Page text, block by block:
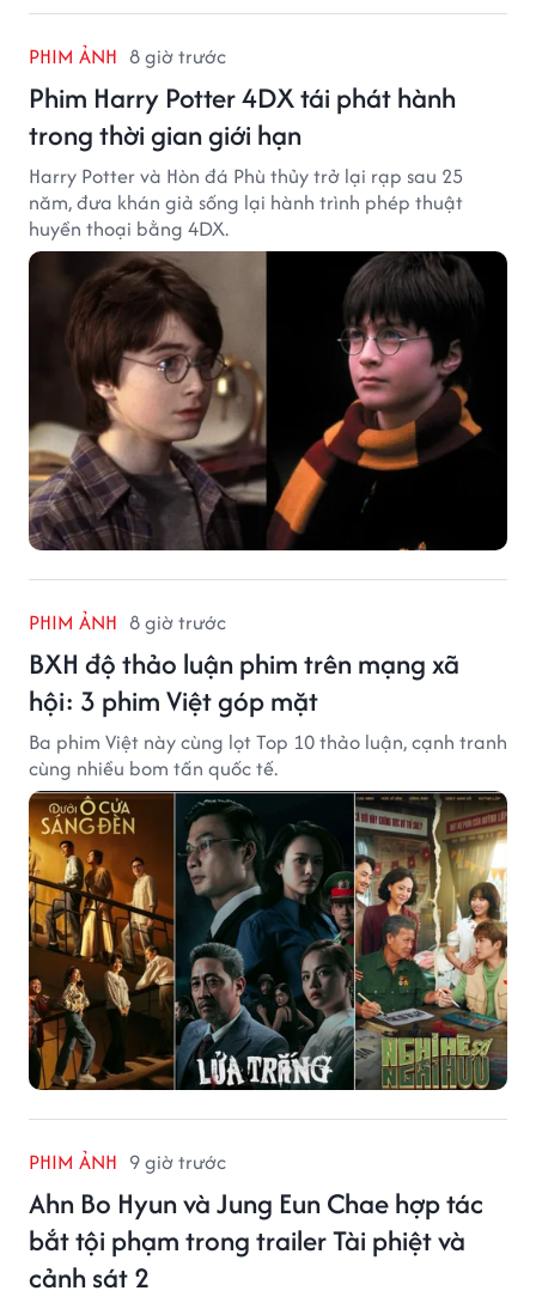
PHIM ẢNH 8 giờ trước
Phim Harry Potter 4DX tái phát hành
trong thời gian giới hạn
Harry Potter và Hòn đá Phù thủy trở lại rạp sau 25
năm, đưa khán giả sống lại hành trình phép thuật
huyền thoại bằng 4DX.
PHIM ẢNH 8 giờ trước
BXH độ thảo luận phim trên mạng xã
hội: 3 phim Việt góp mặt
Ba phim Việt này cùng lọt Top 10 thảo luận, cạnh tranh
cùng nhiều bom tấn quốc tế.
PHIM ẢNH 9 giờ trước
Ahn Bo Hyun và Jung Eun Chae hợp tác
bắt tội phạm trong trailer Tài phiệt và
cảnh sát 2